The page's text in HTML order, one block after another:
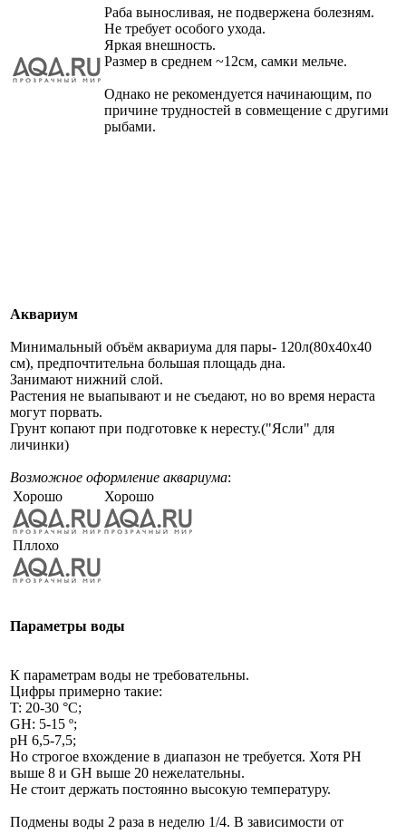
Раба выносливая, не подвержена болезням.
Не требует особого ухода.
Яркая внешность.
Размер в среднем ~12см, самки мельче.
Однако не рекомендуется начинающим, по
причине трудностей в совмещение с другими
рыбами.
Аквариум
Минимальный объём аквариума для пары- 120л(80х40х40
см), предпочтительна большая площадь дна.
Занимают нижний слой.
Растения не выапывают и не съедают, но во время нераста
могут порвать.
Грунт копают при подготовке к нересту.("Ясли" для
личинки)
Возможное оформление аквариума:
Хорошо
Хорошо
Пллохо
Параметры воды
К параметрам воды не требовательны.
Цифры примерно такие:
T: 20-30 °C;
GH: 5-15 º;
pH 6,5-7,5;
Но строгое вхождение в диапазон не требуется. Хотя PH
выше 8 и GH выше 20 нежелательны.
Не стоит держать постоянно высокую температуру.
Подмены воды 2 раза в неделю 1/4. В зависимости от